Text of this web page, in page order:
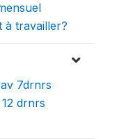
à travailler?
7drnrs
drnrs